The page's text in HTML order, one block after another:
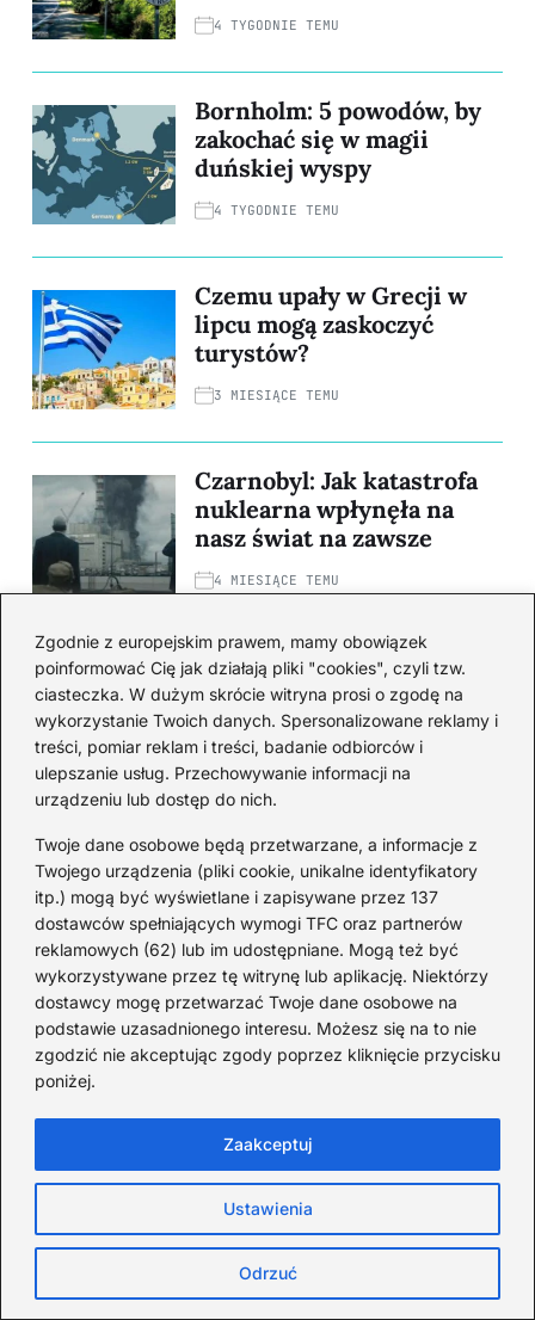
Zgodnie z europejskim prawem, mamy obowiązek
poinformować Cię jak działają pliki "cookies", czyli tzw.
ciasteczka. W dużym skrócie witryna prosi o zgodę na
wykorzystanie Twoich danych. Spersonalizowane reklamy i
treści, pomiar reklam i treści, badanie odbiorców i
ulepszanie usług. Przechowywanie informacji na
urządzeniu lub dostęp do nich.
Twoje dane osobowe będą przetwarzane, a informacje z
Twojego urządzenia (pliki cookie, unikalne identyfikatory
itp.) mogą być wyświetlane i zapisywane przez 137
dostawców spełniających wymogi TFC oraz partnerów
reklamowych (62) lub im udostępniane. Mogą też być
wykorzystywane przez tę witrynę lub aplikację. Niektórzy
dostawcy mogę przetwarzać Twoje dane osobowe na
podstawie uzasadnionego interesu. Możesz się na to nie
zgodzić nie akceptując zgody poprzez kliknięcie przycisku
poniżej.
Ustawienia
Odrzuć
Zaakceptuj
4 TYGODNIE TEMU
Bornholm: 5 powodów, by
zakochać się w magii
duńskiej wyspy
4 TYGODNIE TEMU
Czemu upały w Grecji w
lipcu mogą zaskoczyć
turystów?
3 MIESIĄCE TEMU
Czarnobyl: Jak katastrofa
nuklearna wpłynęła na
nasz świat na zawsze
4 MIESIĄCE TEMU
Wszystko, co musisz
wiedzieć o wywożeniu
muszli z Hiszpanii: zasady
i ograniczenia
6 MIESIĘCY TEMU
Loty